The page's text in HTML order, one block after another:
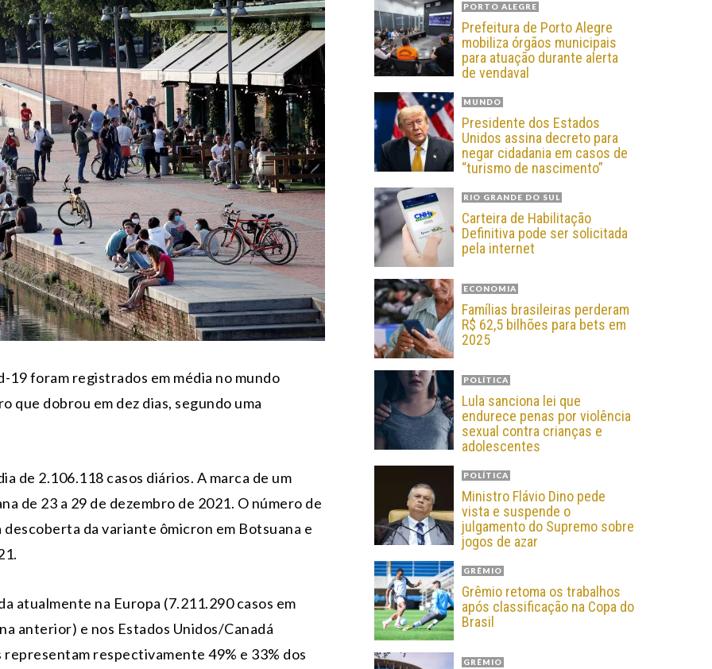
19 foram registrados em média no mundo
que dobrou em dez dias, segundo uma
de 2.106.118 casos diários. A marca de um
de 23 a 29 de dezembro de 2021. O número de
da variante ômicron em Botsuana e
atualmente na Europa (7.211.290 casos em
anterior) e nos Estados Unidos/Canadá
representam respectivamente 49% e 33% dos
PORTO ALEGRE
Prefeitura de Porto Alegre
mobiliza órgãos municipais
para atuação durante alerta
de vendaval
MUNDO
Presidente dos Estados
Unidos assina decreto para
negar cidadania em casos de
“turismo de nascimento”
RIO GRANDE DO SUL
Carteira de Habilitação
Definitiva pode ser solicitada
pela internet
ECONOMIA
Famílias brasileiras perderam
R$ 62,5 bilhões para bets em
2025
POLÍTICA
Lula sanciona lei que
endurece penas por violência
sexual contra crianças e
adolescentes
POLÍTICA
Ministro Flávio Dino pede
vista e suspende o
julgamento do Supremo sobre
jogos de azar
GRÊMIO
Grêmio retoma os trabalhos
após classificação na Copa do
Brasil
GRÊMIO